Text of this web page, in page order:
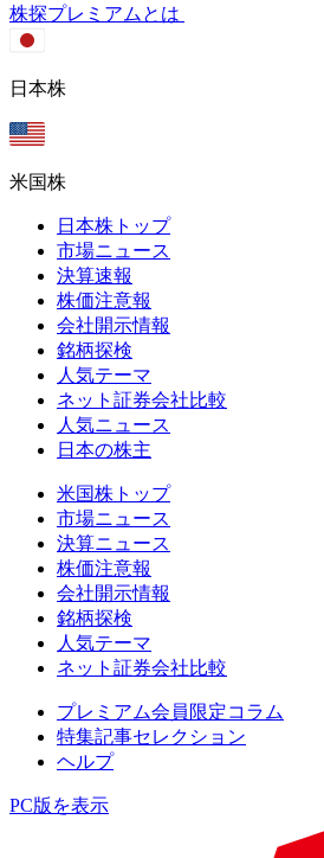
株探プレミアムとは
日本株
米国株
日本株トップ
市場ニュース
決算速報
株価注意報
会社開示情報
銘柄探検
人気テーマ
ネット証券会社比較
人気ニュース
日本の株主
米国株トップ
市場ニュース
決算ニュース
株価注意報
会社開示情報
銘柄探検
人気テーマ
ネット証券会社比較
プレミアム会員限定コラム
特集記事セレクション
ヘルプ
PC版を表示